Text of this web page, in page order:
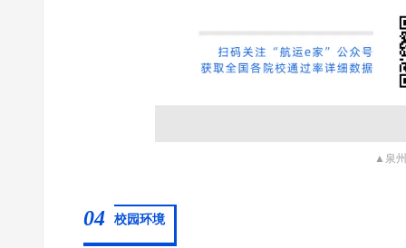
▲泉
04 校园环境